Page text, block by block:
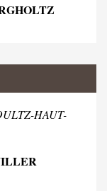
HAUT-